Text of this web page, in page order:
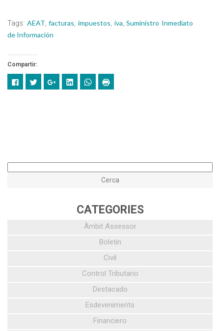
Tags: AEAT ,facturas ,impuestos iva ,Suministro Inmediato
de Información
Compartir:
Click
Feu
Click
CATEGORIES
Àmbit Assessor
Boletin
Civil
Control Tributario
Destacado
Esdeveniments
Financiero